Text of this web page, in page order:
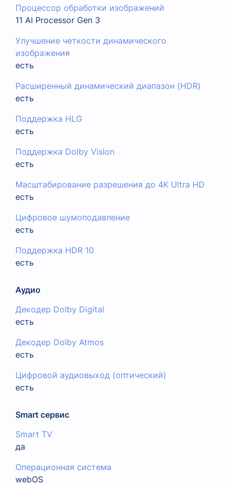
Процессор обработки изображений
11 AI Processor Gen 3
Улучшение четкости динамического
изображения
есть
Расширенный динамический диапазон (HDR)
есть
Поддержка HLG
есть
Поддержка Dolby Vision
есть
Масштабирование разрешения до 4K Ultra HD
есть
Цифровое шумоподавление
есть
Поддержка HDR 10
есть
Аудио
Декодер Dolby Digital
есть
Декодер Dolby Atmos
есть
Цифровой аудиовыход (оптический)
есть
Smart сервис
Smart TV
да
Операционная система
webOS